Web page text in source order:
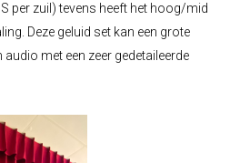
per zuil) tevens heeft het hoog/mid
Deze geluid set kan een grote
met een zeer gedetaileerde